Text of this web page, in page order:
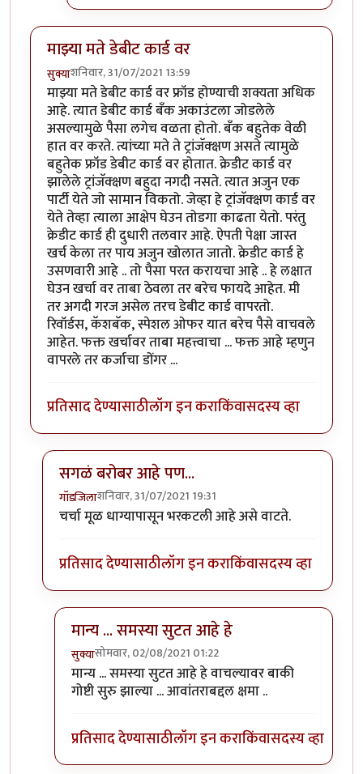
माझ्या मते डेबीट कार्ड वर
सुक्याशनिवार, 31/07/2021 13:59
माझ्या मते डेबीट कार्ड वर फ्रॉड होण्याची शक्यता अधिक
आहे. त्यात डेबीट कार्ड बँक अकाउंटला जोडलेले
असल्यामुळे पैसा लगेच वळता होतो. बँक बहुतेक वेळी
हात वर करते. त्यांच्या मते ते ट्रांजॅक्क्षण असते त्यामुळे
बहुतेक फ्रॉड डेबीट कार्ड वर होतात. क्रेडीट कार्ड वर
झालेले ट्रांजॅक्क्षण बहुदा नगदी नसते. त्यात अजुन एक
पार्टी येते जो सामान विकतो. जेव्हा हे ट्रांजॅक्क्षण कार्ड वर
येते तेव्हा त्याला आक्षेप घेउन तोडगा काढता येतो. परंतु
क्रेडीट कार्ड ही दुधारी तलवार आहे. ऐपती पेक्षा जास्त
खर्च केला तर पाय अजुन खोलात जातो. क्रेडीट कार्ड हे
उसणवारी आहे .. तो पैसा परत करायचा आहे .. हे लक्षात
घेउन खर्चा वर ताबा ठेवला तर बरेच फायदे आहेत. मी
तर अगदी गरज असेल तरच डेबीट कार्ड वापरतो.
रिवॉर्डस, कॅशबॅक, स्पेशल ओफर यात बरेच पैसे वाचवले
आहेत. फक्त खर्चावर ताबा महत्त्वाचा ... फक्त आहे म्हणुन
वापरले तर कर्जाचा डोंगर ...
प्रतिसाद देण्यासाठीलॉग इन कराकिंवासदस्य व्हा
सगळं बरोबर आहे पण...
गॉडजिलाशनिवार, 31/07/2021 19:31
In reply toमाझ्या मते डेबीट कार्ड वरbyसुक्या
चर्चा मूळ धाग्यापासून भरकटली आहे असे वाटते.
प्रतिसाद देण्यासाठीलॉग इन कराकिंवासदस्य व्हा
मान्य ... समस्या सुटत आहे हे
सुक्यासोमवार, 02/08/2021 01:22
In reply toसगळं बरोबर आहे पण...byगॉडजिला
मान्य ... समस्या सुटत आहे हे वाचल्यावर बाकी
गोष्टी सुरु झाल्या ... आवांतराबद्दल क्षमा ..
प्रतिसाद देण्यासाठीलॉग इन कराकिंवासदस्य व्हा